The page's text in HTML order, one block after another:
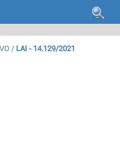
/ LAI - 14.129/2021